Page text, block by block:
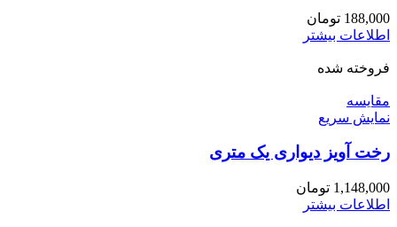
188,000 تومان
اطلاعات بیشتر
فروخته شده
مقايسه
نمایش سریع
رخت آویز دیواری یک متری
1,148,000 تومان
اطلاعات بیشتر